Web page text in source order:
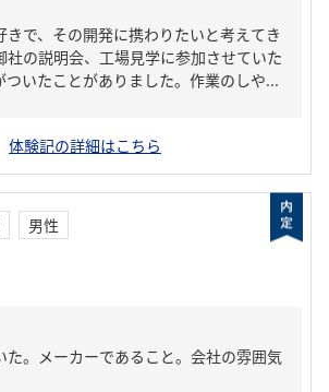
きで、その開発に携わりたいと考えてき
社の説明会、工場見学に参加させていた
ついたことがありました。作業のしや...
体験記の詳細はこちら
男性
た。メーカーであること。会社の雰囲気